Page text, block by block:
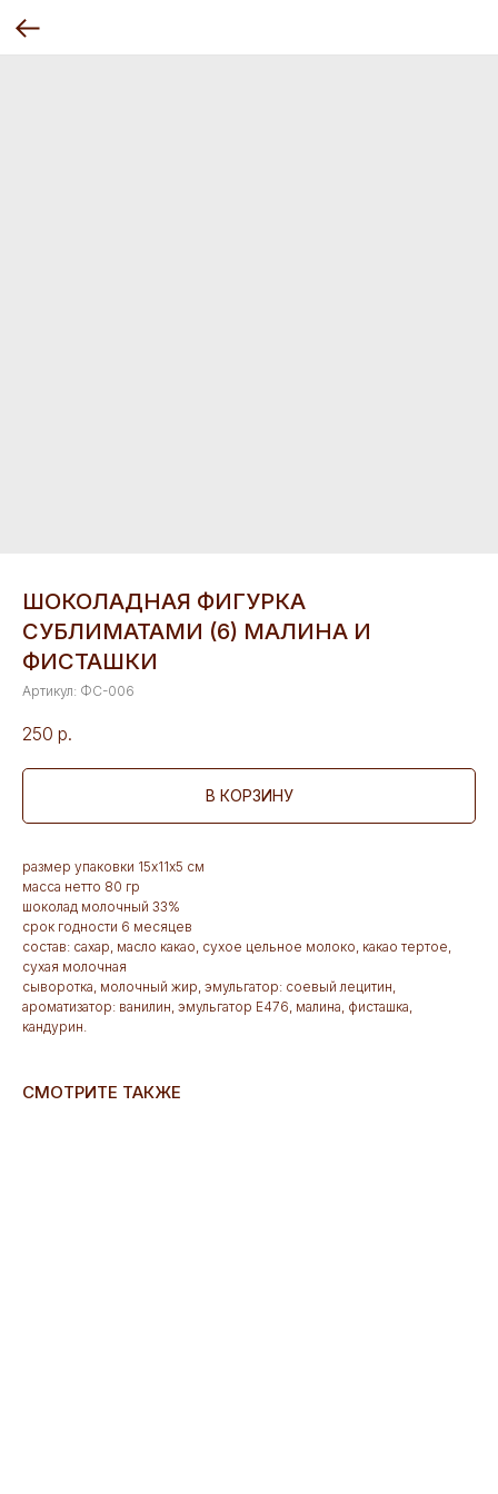
ШОКОЛАДНАЯ ФИГУРКА
СУБЛИМАТАМИ (6) МАЛИНА И
ФИСТАШКИ
Артикул: ФС-006
250 р.
В КОРЗИНУ
размер упаковки 15х11х5 см
масса нетто 80 гр
шоколад молочный 33%
срок годности 6 месяцев
состав: сахар, масло какао, сухое цельное молоко, какао тертое,
сухая молочная
сыворотка, молочный жир, эмульгатор: соевый лецитин,
ароматизатор: ванилин, эмульгатор Е476, малина, фисташка,
кандурин.
СМОТРИТЕ ТАКЖЕ